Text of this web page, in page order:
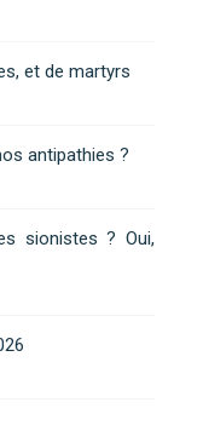
et de martyrs
antipathies ?
sionistes ? Oui,